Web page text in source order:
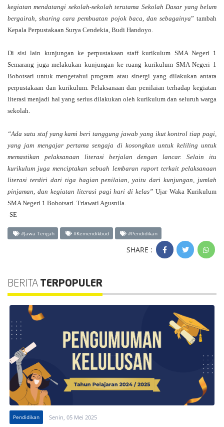
kegiatan mendatangi sekolah-sekolah terutama Sekolah Dasar yang belum
bergairah, sharing cara pembuatan pojok baca, dan sebagainya” tambah
Kepala Perpustakaan Surya Cendekia, Budi Handoyo.
Di sisi lain kunjungan ke perpustakaan staff kurikulum SMA Negeri 1
Semarang juga melakukan kunjungan ke ruang kurikulum SMA Negeri 1
Bobotsari untuk mengetahui program atau sinergi yang dilakukan antara
perpustakaan dan kurikulum. Pelaksanaan dan penilaian terhadap kegiatan
literasi menjadi hal yang serius dilakukan oleh kurikulum dan seluruh warga
sekolah.
“Ada satu staf yang kami beri tanggung jawab yang ikut kontrol tiap pagi,
yang jam mengajar pertama sengaja di kosongkan untuk keliling untuk
memastikan pelaksanaan literasi berjalan dengan lancar. Selain itu
kurikulum juga menciptakan sebuah lembaran raport terkait pelaksanaan
literasi terdiri dari tiga bagian penilaian, yaitu dari kunjungan, jumlah
pinjaman, dan kegiatan literasi pagi hari di kelas”Ujar Waka Kurikulum
SMA Negeri 1 Bobotsari. Triawati Agusnila.
-SE
#Jawa Tengah #Kemendikbud #Pendidikan
SHARE :
BERITA TERPOPULER
Pendidikan Senin, 05 Mei 2025